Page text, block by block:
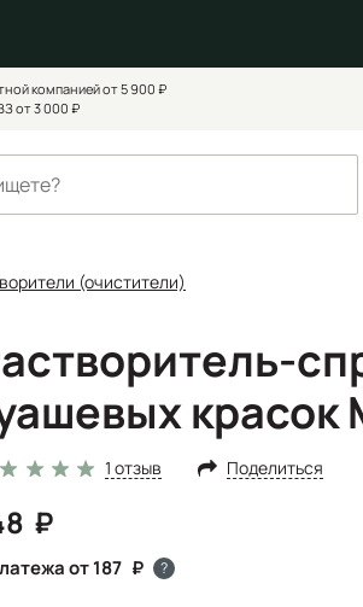
компанией от 5 900 ₽
от 3 000 ₽
(очистители)
красок
1 отзыв Поделиться
от 187 ?